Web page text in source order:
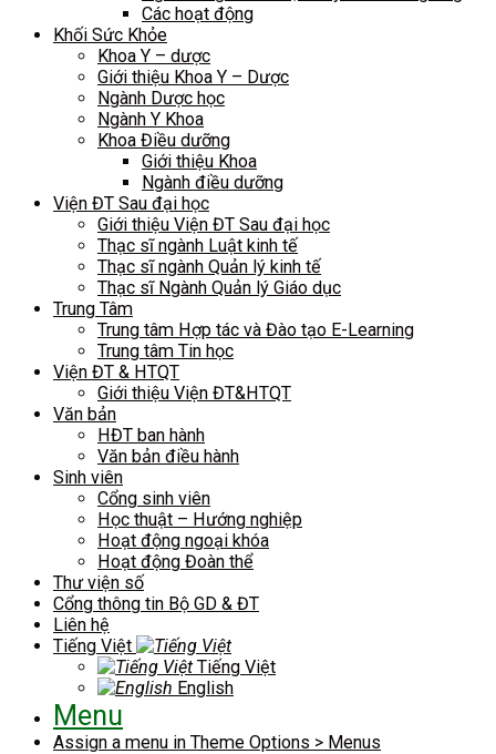
Các hoạt động
Khối Sức Khỏe
Khoa Y – dược
Giới thiệu Khoa Y – Dược
Ngành Dược học
Ngành Y Khoa
Khoa Điều dưỡng
Giới thiệu Khoa
Ngành điều dưỡng
Viện ĐT Sau đại học
Giới thiệu Viện ĐT Sau đại học
Thạc sĩ ngành Luật kinh tế
Thạc sĩ ngành Quản lý kinh tế
Thạc sĩ Ngành Quản lý Giáo dục
Trung Tâm
Trung tâm Hợp tác và Đào tạo E-Learning
Trung tâm Tin học
Viện ĐT & HTQT
Giới thiệu Viện ĐT&HTQT
Văn bản
HĐT ban hành
Văn bản điều hành
Sinh viên
Cổng sinh viên
Học thuật – Hướng nghiệp
Hoạt động ngoại khóa
Hoạt động Đoàn thể
Thư viện số
Cổng thông tin Bộ GD & ĐT
Liên hệ
Tiếng Việt
Tiếng Việt
English
Menu
Assign a menu in Theme Options > Menus